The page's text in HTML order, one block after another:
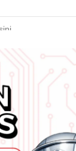
Kunjungi Toko
produk yang